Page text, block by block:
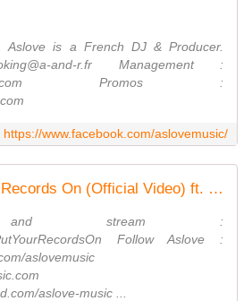
Aslove is a French DJ & Producer.
and-r.fr Management :
Promos :
https://www.facebook.com/aslovemusic/
Aslove - Put Your Records On (Official Video) ft. Mia Wray
and stream :
Follow Aslove :
aslovemusic
aslove-music ...